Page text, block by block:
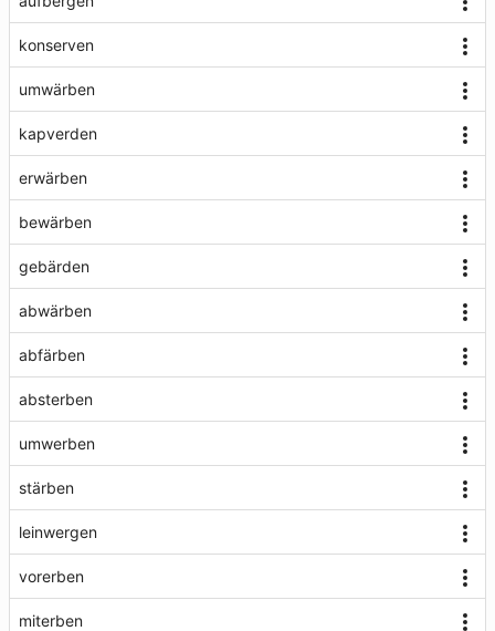
konserven
umwärben
kapverden
erwärben
bewärben
gebärden
abwärben
abfärben
absterben
umwerben
stärben
leinwergen
vorerben
miterben